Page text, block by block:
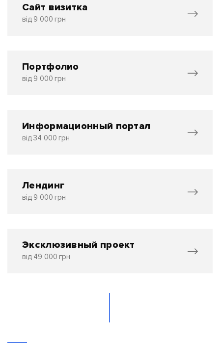
Сайт визитка
від 9 000 грн
Портфолио
від 9 000 грн
Информационный портал
від 34 000 грн
Лендинг
від 9 000 грн
Эксклюзивный проект
від 49 000 грн